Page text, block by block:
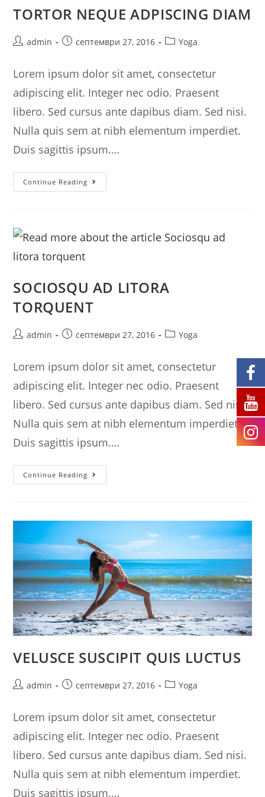
TORTOR NEQUE ADPISCING DIAM
Postadmin
Postсептември 27, 2016
PostYoga
Lorem ipsum dolor sit amet, consectetur
adipiscing elit. Integer nec odio. Praesent
libero. Sed cursus ante dapibus diam. Sed nisi.
Nulla quis sem at nibh elementum imperdiet.
Duis sagittis ipsum.…
Continue Reading Tortor
Neque
SOCIOSQU AD LITORA
TORQUENT
Postadmin
Postсептември 27, 2016
PostYoga
Lorem ipsum dolor sit amet, consectetur
adipiscing elit. Integer nec odio. Praesent
libero. Sed cursus ante dapibus diam. Sed nisi.
Nulla quis sem at nibh elementum imperdiet.
Duis sagittis ipsum.…
Continue Reading Sociosqu
Ad
VELUSCE SUSCIPIT QUIS LUCTUS
Postadmin
Postсептември 27, 2016
PostYoga
Lorem ipsum dolor sit amet, consectetur
adipiscing elit. Integer nec odio. Praesent
libero. Sed cursus ante dapibus diam. Sed nisi.
Nulla quis sem at nibh elementum imperdiet.
Duis sagittis ipsum.…